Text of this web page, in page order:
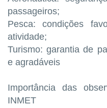
passageiros;
Pesca: condições
atividade;
Turismo: garantia de
e agradáveis
Importância das
INMET